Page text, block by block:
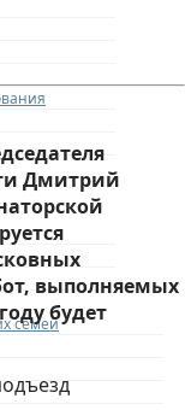
семей
Дмитрий
выполняемых
будет